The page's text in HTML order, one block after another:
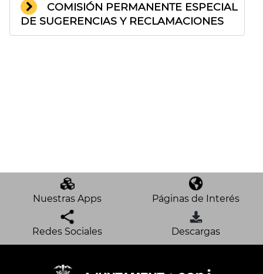
COMISIÓN PERMANENTE ESPECIAL
DE SUGERENCIAS Y RECLAMACIONES
Nuestras Apps Páginas de Interés
Redes Sociales Descargas